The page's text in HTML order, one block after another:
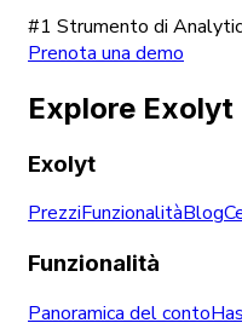
#1 Strumento di
Prenota una demo
Explore Exolyt
Exolyt
PrezziFunzionalitàBlog
Funzionalità
Panoramica del conto